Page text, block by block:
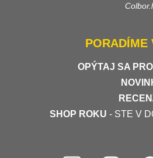
PORADÍME
OPÝTAJ SA
SHOP ROKU - STE V